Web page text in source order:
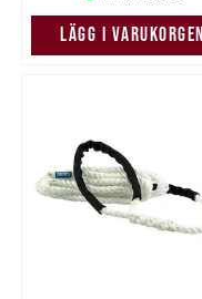
LÄGG I VARUKORGEN